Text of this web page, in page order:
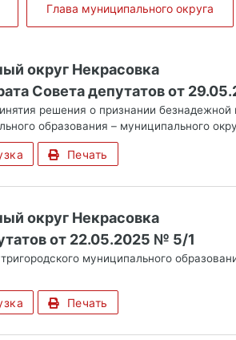
Глава муниципального округа
округ Некрасовка
Совета депутатов от
решения о признании
образования – муниципального
Печать
округ Некрасовка
от 22.05.2025 № 5/1
муниципального
Печать